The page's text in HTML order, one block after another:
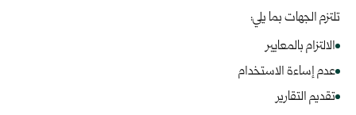
تلتزم الجهات بما يلي:
الالتزام بالمعايير
عدم إساءة الاستخدام
تقديم التقارير